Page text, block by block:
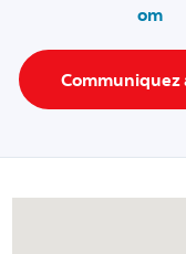
om
Communiquez